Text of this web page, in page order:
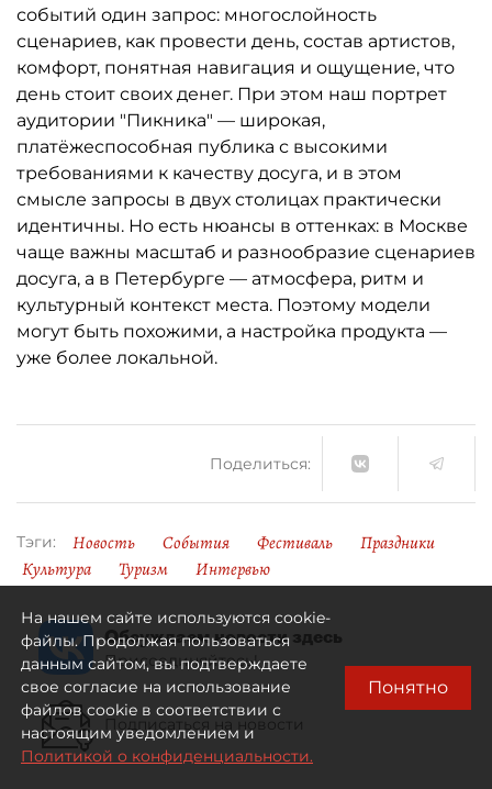
событий один запрос: многослойность
сценариев, как провести день, состав артистов,
комфорт, понятная навигация и ощущение, что
день стоит своих денег. При этом наш портрет
аудитории "Пикника" — широкая,
платёжеспособная публика с высокими
требованиями к качеству досуга, и в этом
смысле запросы в двух столицах практически
идентичны. Но есть нюансы в оттенках: в Москве
чаще важны масштаб и разнообразие сценариев
досуга, а в Петербурге — атмосфера, ритм и
культурный контекст места. Поэтому модели
могут быть похожими, а настройка продукта —
уже более локальной.
Поделиться:
Тэги: Новость События Фестиваль
Праздники
Культура
Туризм Интервью
Обсуждаем новости здесь
Присоединяйтесь!
Подписаться на новости
На нашем сайте используются cookie-
файлы. Продолжая пользоваться
данным сайтом, вы подтверждаете
свое согласие на использование
файлов cookie в соответствии с
настоящим уведомлением и
Политикой о конфиденциальности.
Понятно